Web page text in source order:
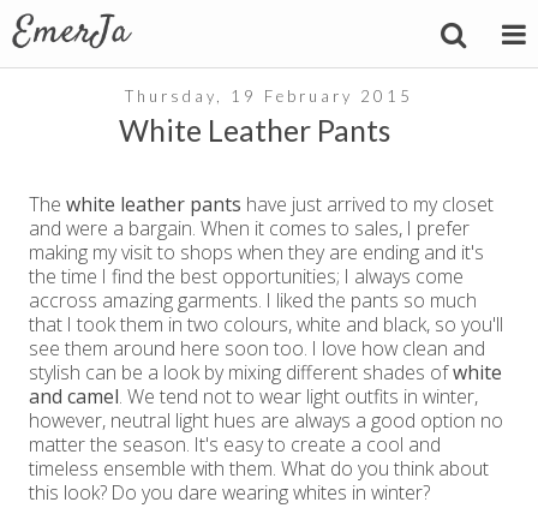
Thursday, 19 February 2015
White Leather Pants
The white leather pants have just arrived to my closet
and were a bargain. When it comes to sales, I prefer
making my visit to shops when they are ending and it's
the time I find the best opportunities; I always come
accross amazing garments. I liked the pants so much
that I took them in two colours, white and black, so you'll
see them around here soon too. I love how clean and
stylish can be a look by mixing different shades ofwhite
and camel. We tend not to wear light outfits in winter,
however, neutral light hues are always a good option no
matter the season. It's easy to create a cool and
timeless ensemble with them. What do you think about
this look? Do you dare wearing whites in winter?